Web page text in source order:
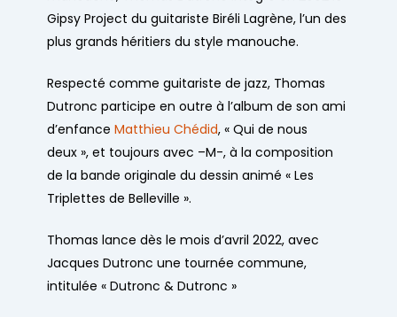
Gipsy Project du guitariste Biréli Lagrène, l’un des
plus grands héritiers du style manouche.
Respecté comme guitariste de jazz, Thomas
Dutronc participe en outre à l’album de son ami
d’enfance Matthieu Chédid, « Qui de nous
deux », et toujours avec –M-, à la composition
de la bande originale du dessin animé « Les
Triplettes de Belleville ».
Thomas lance dès le mois d’avril 2022, avec
Jacques Dutronc une tournée commune,
intitulée « Dutronc & Dutronc »